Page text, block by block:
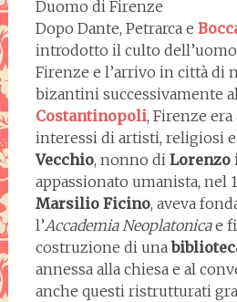
Duomo di Firenze
Dopo Dante, Petrarca e
introdotto il culto
Firenze e l’arrivo in città di
bizantini successivamente
Costantinopoli, Firenze
interessi di artisti, religiosi
Vecchio, nonno di Lorenzo
appassionato umanista, nel
Marsilio Ficino, aveva
l’Accademia Neoplatonicae
costruzione di una
annessa alla chiesa e al
anche questi ristrutturati